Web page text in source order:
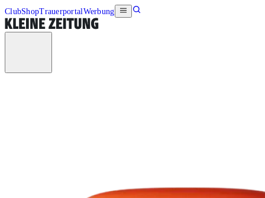
ClubShopTrauerportalWerbung